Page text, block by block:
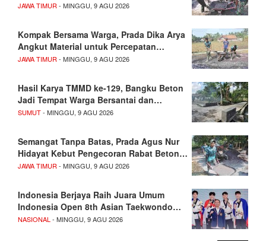
JAWA TIMUR- MINGGU, 9 AGU 2026
Kompak Bersama Warga, Prada Dika Arya
Angkut Material untuk Percepatan…
JAWA TIMUR- MINGGU, 9 AGU 2026
Hasil Karya TMMD ke-129, Bangku Beton
Jadi Tempat Warga Bersantai dan…
SUMUT- MINGGU, 9 AGU 2026
Semangat Tanpa Batas, Prada Agus Nur
Hidayat Kebut Pengecoran Rabat Beton…
JAWA TIMUR- MINGGU, 9 AGU 2026
Indonesia Berjaya Raih Juara Umum
Indonesia Open 8th Asian Taekwondo…
NASIONAL- MINGGU, 9 AGU 2026